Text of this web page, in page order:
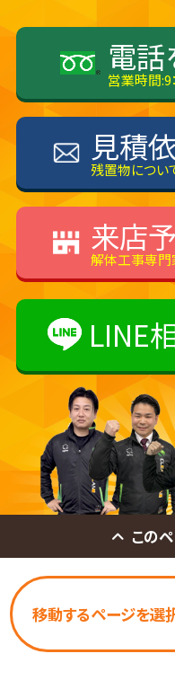
電話
営業時間:9
見積
残置物につい
来店
解体工事専門
LINE
この